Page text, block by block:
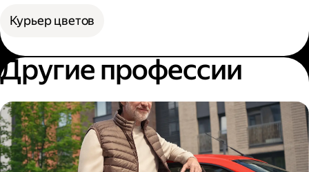
Курьер цветов
Другие профессии